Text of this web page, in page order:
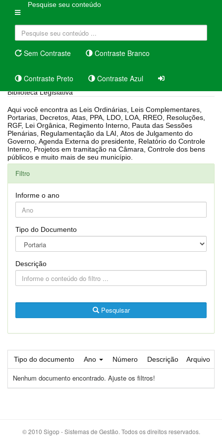
Pesquise seu conteúdo
Sem Contraste Contraste Branco
Contraste Preto Contraste Azul
Biblioteca Legislativa
Aqui você encontra as Leis Ordinárias, Leis Complementares,
Portarias, Decretos, Atas, PPA, LDO, LOA, RREO, Resoluções,
RGF, Lei Orgânica, Regimento Interno, Pauta das Sessões
Plenárias, Regulamentação da LAI, Atos de Julgamento do
Governo, Agenda Externa do presidente, Relatório do Controle
Interno, Projetos em tramitação na Câmara, Controle dos bens
públicos e muito mais de seu município.
Filtro
Informe o ano
Tipo do Documento
Descrição
Pesquisar
Tipo do documento Ano Número Descrição Arquivo
Nenhum documento encontrado. Ajuste os filtros!
© 2010 Sigop - Sistemas de Gestão. Todos os direitos reservados.